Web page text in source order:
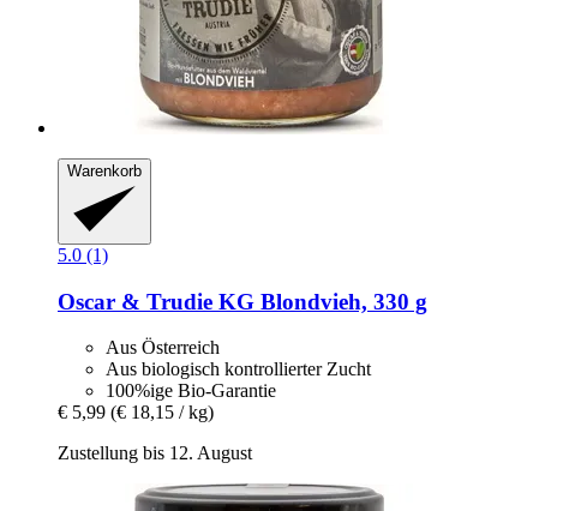
Warenkorb
5.0 (1)
Oscar & Trudie KG Blondvieh, 330 g
Aus Österreich
Aus biologisch kontrollierter Zucht
100%ige Bio-Garantie
€ 5,99 (€ 18,15 / kg)
Zustellung bis 12. August